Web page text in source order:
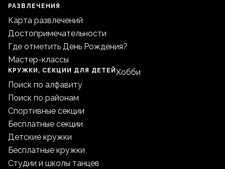
РАЗВЛЕЧЕНИЯ
Карта развлечений
Достопримечательности
Где отметить День Рождения?
Мастер-классы
КРУЖКИ, СЕКЦИИ ДЛЯ ДЕТЕЙ
Поиск по алфавиту
Поиск по районам
Спортивные секции
Бесплатные секции
Детские кружки
Бесплатные кружки
Студии и школы танцев
Хобби